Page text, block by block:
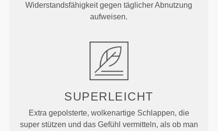
Widerstandsfähigkeit gegen täglicher Abnutzung
aufweisen.
SUPERLEICHT
Extra gepolsterte, wolkenartige Schlappen, die
super stützen und das Gefühl vermitteln, als ob man